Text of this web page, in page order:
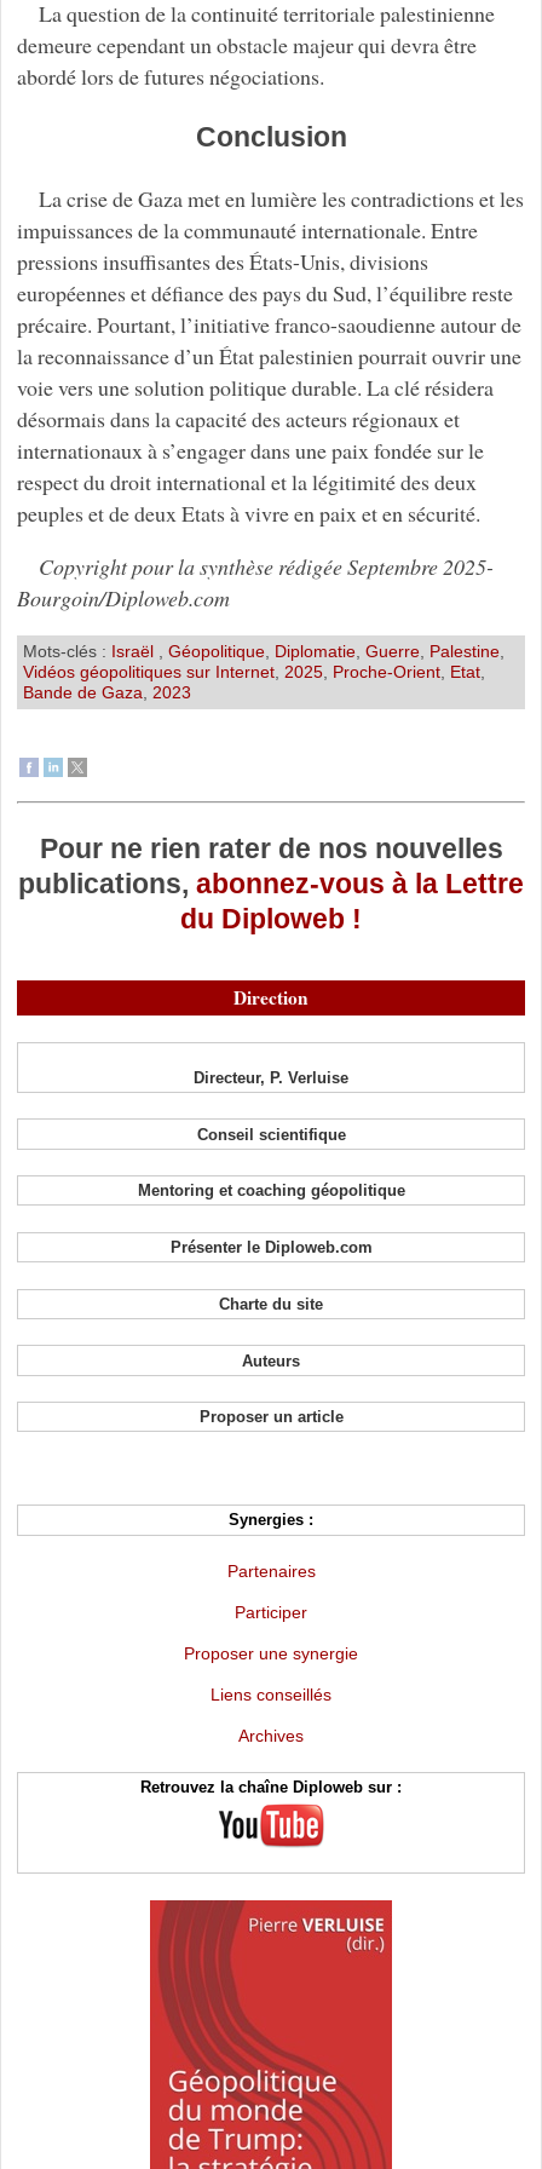
La question de la continuité territoriale palestinienne
demeure cependant un obstacle majeur qui devra être
abordé lors de futures négociations.
Conclusion
La crise de Gaza met en lumière les contradictions et les
impuissances de la communauté internationale. Entre
pressions insuffisantes des États-Unis, divisions
européennes et défiance des pays du Sud, l’équilibre reste
précaire. Pourtant, l’initiative franco-saoudienne autour de
la reconnaissance d’un État palestinien pourrait ouvrir une
voie vers une solution politique durable. La clé résidera
désormais dans la capacité des acteurs régionaux et
internationaux à s’engager dans une paix fondée sur le
respect du droit international et la légitimité des deux
peuples et de deux Etats à vivre en paix et en sécurité.
Copyright pour la synthèse rédigée Septembre 2025-
Bourgoin/Diploweb.com
Mots-clés : Israël Géopolitique, Diplomatie, Guerre, Palestine,
Vidéos géopolitiques sur Internet, 2025, Proche-Orient, Etat,
Bande de Gaza
2023
Pour ne rien rater de nos nouvelles
publications, abonnez-vous à la Lettre
du Diploweb !
Direction
Directeur, P. Verluise
Conseil scientifique
Mentoring et coaching géopolitique
Présenter le Diploweb.com
Charte du site
Auteurs
Proposer un article
Synergies :
Partenaires
Participer
Proposer une synergie
Liens conseillés
Archives
Retrouvez la chaîne Diploweb sur :